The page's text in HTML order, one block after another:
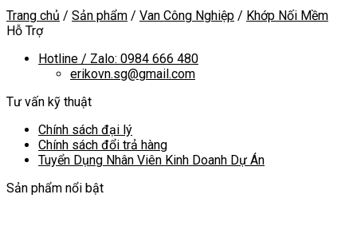
Trang chủ / Sản phẩm / Van Công Nghiệp / Khớp Nối Mềm
Hỗ Trợ
Hotline / Zalo: 0984 666 480
erikovn.sg@gmail.com
Tư vấn kỹ thuật
Chính sách đại lý
Chính sách đổi trả hàng
Tuyển Dụng Nhân Viên Kinh Doanh Dự Án
Sản phẩm nổi bật